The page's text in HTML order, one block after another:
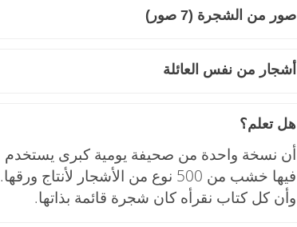
صور من الشجرة (7 صور)
أشجار من نفس العائلة
هل تعلم؟
أن نسخة واحدة من صحيفة يومية كبرى يستخدم
فيها خشب من 500 نوع من الأشجار لأنتاج ورقها.
وأن كل كتاب نقرأه كان شجرة قائمة بذاتها.